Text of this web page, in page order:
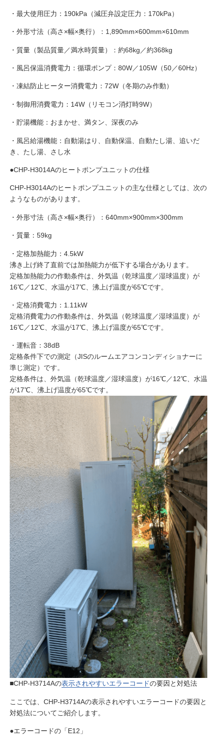
・最大使用圧力：190kPa（減圧弁設定圧力：170kPa）
・外形寸法（高さ×幅×奥行）：1,890mm×600mm×610mm
・質量（製品質量／満水時質量）：約68kg／約368kg
・風呂保温消費電力：循環ポンプ：80W／105W（50／60Hz）
・凍結防止ヒーター消費電力：72W（冬期のみ作動）
・制御用消費電力：14W（リモコン消灯時9W）
・貯湯機能：おまかせ、満タン、深夜のみ
・風呂給湯機能：自動湯はり、自動保温、自動たし湯、追いだ
き、たし湯、さし水
●CHP-H3014Aのヒートポンプユニットの仕様
CHP-H3014Aのヒートポンプユニットの主な仕様としては、次の
ようなものがあります。
・外形寸法（高さ×幅×奥行）：640mm×900mm×300mm
・質量：59kg
・定格加熱能力：4.5kW
沸き上げ終了直前では加熱能力が低下する場合があります。
定格加熱能力の作動条件は、外気温（乾球温度／湿球温度）が
16℃／12℃、水温が17℃、沸上げ温度が65℃です。
・定格消費電力：1.11kW
定格消費電力の作動条件は、外気温（乾球温度／湿球温度）が
16℃／12℃、水温が17℃、沸上げ温度が65℃です。
・運転音：38dB
定格条件下での測定（JISのルームエアコンコンディショナーに
準じ測定）です。
定格条件は、外気温（乾球温度／湿球温度）が16℃／12℃、水温
が17℃、沸上げ温度が65℃です。
■CHP-H3714Aの表示されやすいエラーコードの要因と対処法
ここでは、CHP-H3714Aの表示されやすいエラーコードの要因と
対処法についてご紹介します。
●エラーコードの「E12」